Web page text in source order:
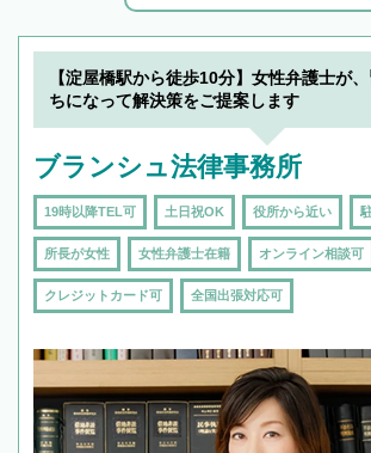
解決のみならず相続をトータ
できます。また、相続は感情
でフィーリングも重要です。
で複数の弁護士と会話をして
【淀屋橋駅から徒歩10分】女性弁護士が
ちになって解決策をご提案します
ブランシュ法律事務所
19時以降TEL可 土日祝OK 役所から近い
所長が女性 女性弁護士在籍 オンライン相談可
クレジットカード可 全国出張対応可